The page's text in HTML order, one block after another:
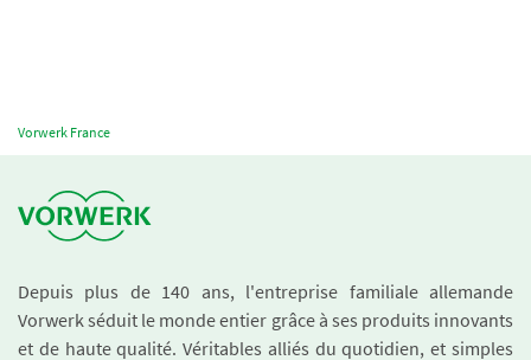
Vorwerk France
Depuis plus de 140 ans, l'entreprise familiale allemande
Vorwerk séduit le monde entier grâce à ses produits innovants
et de haute qualité. Véritables alliés du quotidien, et simples